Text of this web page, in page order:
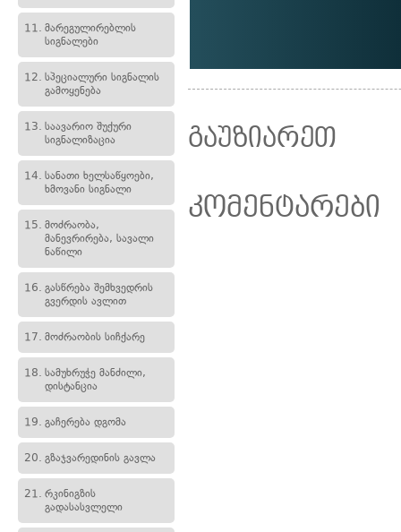
11. მარეგულირებლის
სიგნალები
12. სპეციალური სიგნალის
გამოყენება
13. საავარიო შუქური
სიგნალიზაცია
14. სანათი ხელსაწყოები,
ხმოვანი სიგნალი
15. მოძრაობა,
მანევრირება, სავალი
ნაწილი
16. გასწრება შემხვედრის
გვერდის ავლით
17. მოძრაობის სიჩქარე
18. სამუხრუჭე მანძილი,
დისტანცია
19. გაჩერება დგომა
20. გზაჯვარედინის გავლა
21. რკინიგზის
გადასასვლელი
გაუზიარეთ
კომენტარები